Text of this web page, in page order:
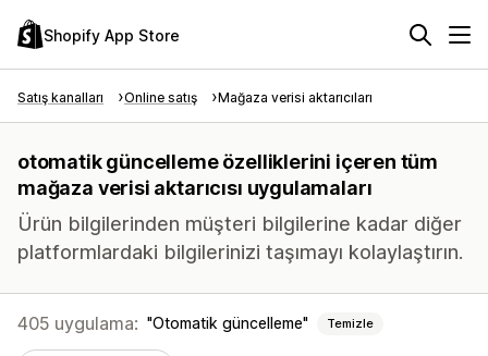
Shopify App Store
Satış kanalları Online satış Mağaza verisi aktarıcıları
otomatik güncelleme özelliklerini içeren tüm
mağaza verisi aktarıcısı uygulamaları
Ürün bilgilerinden müşteri bilgilerine kadar diğer
platformlardaki bilgilerinizi taşımayı kolaylaştırın.
405 uygulama: Otomatik güncelleme Temizle